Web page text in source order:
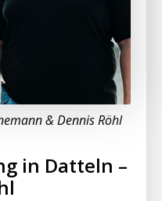
in Datteln –
& Dennis Röhl